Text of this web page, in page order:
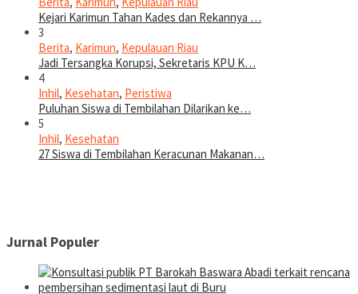
Kejari Karimun Tahan Kades dan Rekannya …
3
Berita, Karimun, Kepulauan Riau
Jadi Tersangka Korupsi, Sekretaris KPU K…
4
Inhil, Kesehatan, Peristiwa
Puluhan Siswa di Tembilahan Dilarikan ke…
5
Inhil, Kesehatan
27 Siswa di Tembilahan Keracunan Makanan…
Jurnal Populer